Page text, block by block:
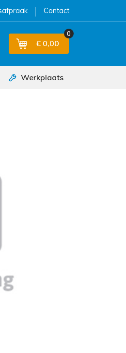
Contact
€ 0,00
0
Werkplaats